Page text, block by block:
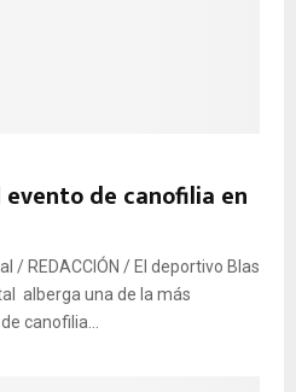
evento de canofilia en
/ REDACCIÓN / El deportivo Blas
alberga una de la más
canofilia...